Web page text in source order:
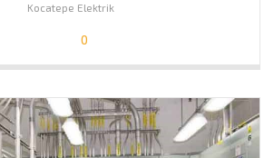
Kocatepe Elektrik
0